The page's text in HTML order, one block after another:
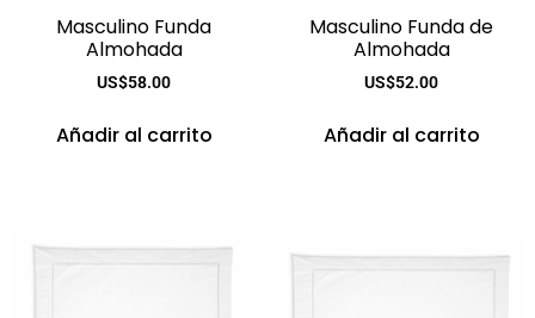
Masculino Funda
Almohada
US$58.00
Añadir al carrito
Masculino Funda de
Almohada
US$52.00
Añadir al carrito